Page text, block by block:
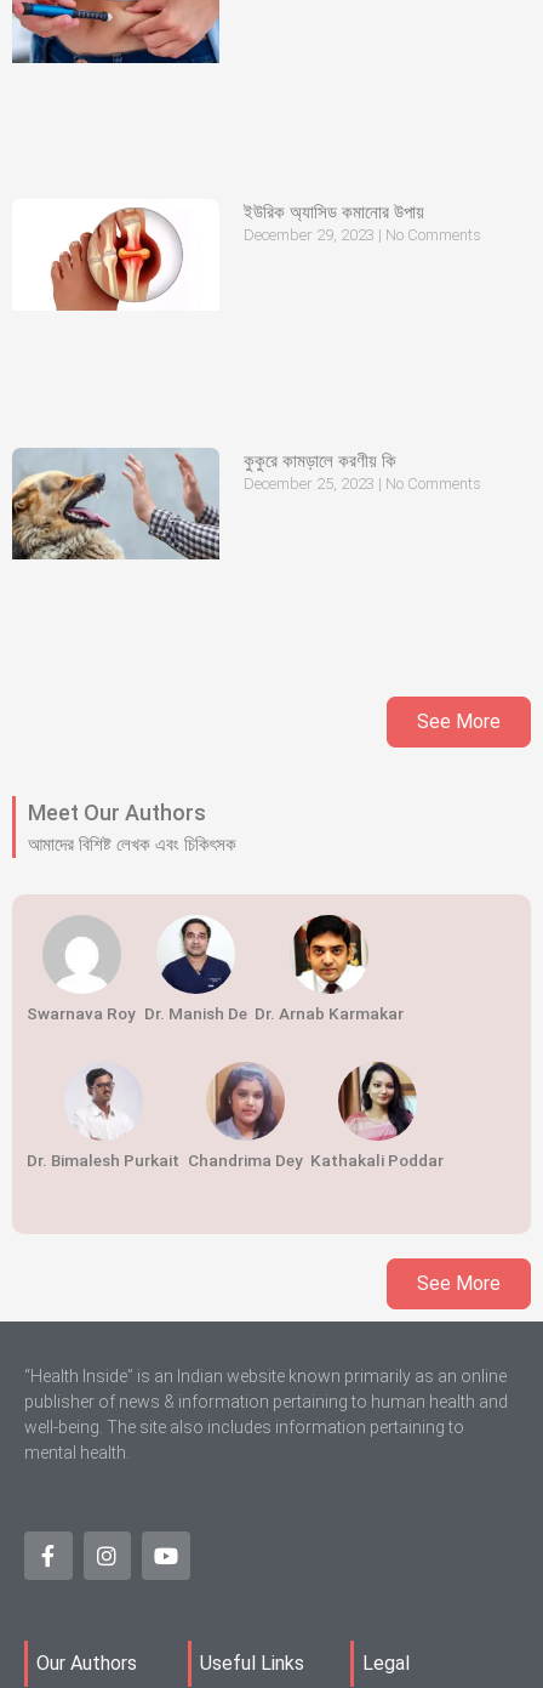
ইউরিক অ্যাসিড কমানোর উপায়
December 29, 2023 No Comments
কুকুরে কামড়ালে করণীয় কি
December 25, 2023 No Comments
See More
Meet Our Authors
আমাদের বিশিষ্ট লেখক এবং চিকিৎসক
Swarnava Roy Dr. Manish De Dr. Arnab Karmakar
Dr. Bimalesh Purkait Chandrima Dey Kathakali Poddar
See More
“Health Inside” is an Indian website known primarily as an online
publisher of news & information pertaining to human health and
well-being. The site also includes information pertaining to
mental health.
Our Authors Useful Links Legal